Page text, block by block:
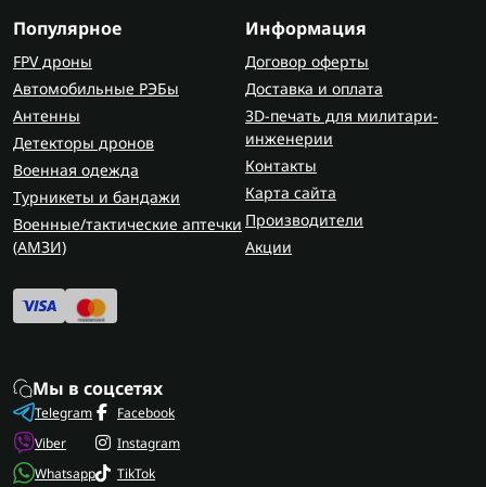
Популярное
FPV дроны
Автомобильные РЭБы
Антенны
Детекторы дронов
Военная одежда
Турникеты и бандажи
Военные/тактические аптечки
(AMЗИ)
Информация
Договор оферты
Доставка и оплата
3D-печать для милитари-
инженерии
Контакты
Карта сайта
Производители
Акции
Мы в соцсетях
Telegram
Viber
Whatsapp
Facebook
Instagram
TikTok